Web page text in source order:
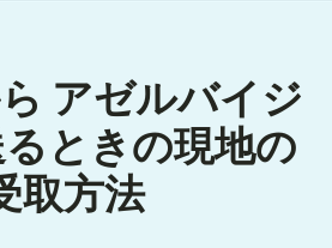
アゼルバイジ
るときの現地の
取方法